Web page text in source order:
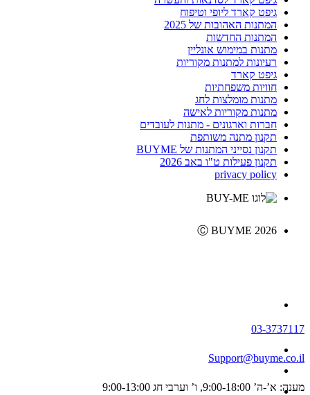
גיפט קארד ליופי וטיפוח
המתנות האהובות של 2025
המתנות החדשות
מתנות במימוש אונליין
רעיונות למתנות מקוריות
גיפט קארד
חוויות משפחתיות
מתנות מומלצות לחג
מתנות מקוריות לאישה
חברות וארגונים - מתנות לעובדים
תקנון מתנה משותפת
תקנון נסייני המתנות של BUYME
תקנון פעילות ט"ו באב 2026
privacy policy
Ⓒ BUYME 2026
03-3737117
Support@buyme.co.il
מענה: א’-ה’ 9:00-18:00, ו’ וערבי חג 9:00-13:00